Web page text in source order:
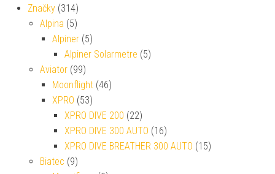
Značky (314)
Alpina (5)
Alpiner (5)
Alpiner Solarmetre (5)
Aviator (99)
Moonflight (46)
XPRO (53)
XPRO DIVE 200 (22)
XPRO DIVE 300 AUTO (16)
XPRO DIVE BREATHER 300 AUTO (15)
Biatec (9)